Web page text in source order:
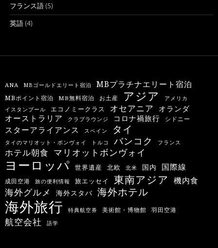
フランス語 (5)
英語 (4)
ANA MBゴールドエリート宿泊 MBプラチナエリート宿泊
MBポイント宿泊 MB無料宿泊 お土産 アジア アメリカ
イスタンブール エコノミークラス オセアニア オランダ
オーストラリア クラブラウンジ コロナ禍旅行 シドニー
スターアライアンス スペイン タイ
タイのマリオット・ボンヴォイ トルコ バンコク フランス
ホテル朝食 マリオットボンヴォイ
ヨーロッパ 世界遺産 北欧 北米 国内 国際線
成田空港 旅の便利情報 旅エッセイ 東南アジア 機内食
海外グルメ 海外スタバ 海外ホテル
海外旅行 特典航空券 美術館・博物館 羽田空港
航空会社 語学